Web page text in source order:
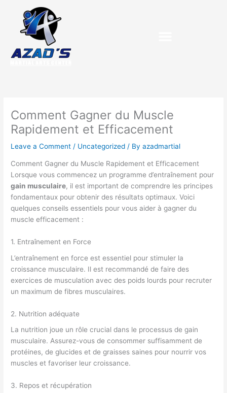
content
Comment Gagner du Muscle
Rapidement et Efficacement
Leave a Comment / Uncategorized / Byazadmartial
Comment Gagner du Muscle Rapidement et Efficacement
Lorsque vous commencez un programme d’entraînement pour
gain musculaire, il est important de comprendre les principes
fondamentaux pour obtenir des résultats optimaux. Voici
quelques conseils essentiels pour vous aider à gagner du
muscle efficacement :
1. Entraînement en Force
L’entraînement en force est essentiel pour stimuler la
croissance musculaire. Il est recommandé de faire des
exercices de musculation avec des poids lourds pour recruter
un maximum de fibres musculaires.
2. Nutrition adéquate
La nutrition joue un rôle crucial dans le processus de gain
musculaire. Assurez-vous de consommer suffisamment de
protéines, de glucides et de graisses saines pour nourrir vos
muscles et favoriser leur croissance.
3. Repos et récupération